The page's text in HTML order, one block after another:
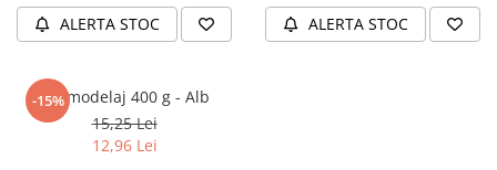
Adezivi si benzi adezive
Accesorii Arhivare
Calculator
Hartie si Accesorii
ALERTA STOC ALERTA STOC
-15%
Lut modelaj 400 g - Alb
15,25 Lei
12,96 Lei